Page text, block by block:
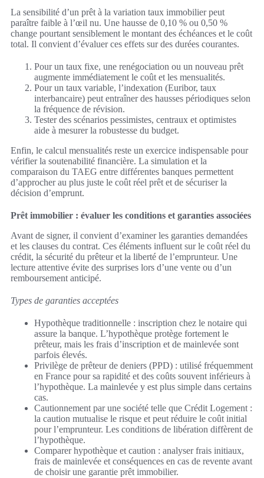
La sensibilité d’un prêt à la variation taux immobilier peut
paraître faible à l’œil nu. Une hausse de 0,10 % ou 0,50 %
change pourtant sensiblement le montant des échéances et le coût
total. Il convient d’évaluer ces effets sur des durées courantes.
Pour un taux fixe, une renégociation ou un nouveau prêt
augmente immédiatement le coût et les mensualités.
Pour un taux variable, l’indexation (Euribor, taux
interbancaire) peut entraîner des hausses périodiques selon
la fréquence de révision.
Tester des scénarios pessimistes, centraux et optimistes
aide à mesurer la robustesse du budget.
Enfin, le calcul mensualités reste un exercice indispensable pour
vérifier la soutenabilité financière. La simulation et la
comparaison du TAEG entre différentes banques permettent
d’approcher au plus juste le coût réel prêt et de sécuriser la
décision d’emprunt.
Prêt immobilier : évaluer les conditions et garanties associées
Avant de signer, il convient d’examiner les garanties demandées
et les clauses du contrat. Ces éléments influent sur le coût réel du
crédit, la sécurité du prêteur et la liberté de l’emprunteur. Une
lecture attentive évite des surprises lors d’une vente ou d’un
remboursement anticipé.
Types de garanties acceptées
Hypothèque traditionnelle : inscription chez le notaire qui
assure la banque. L’hypothèque protège fortement le
prêteur, mais les frais d’inscription et de mainlevée sont
parfois élevés.
Privilège de prêteur de deniers (PPD) : utilisé fréquemment
en France pour sa rapidité et des coûts souvent inférieurs à
l’hypothèque. La mainlevée y est plus simple dans certains
cas.
Cautionnement par une société telle que Crédit Logement :
la caution mutualise le risque et peut réduire le coût initial
pour l’emprunteur. Les conditions de libération diffèrent de
l’hypothèque.
Comparer hypothèque et caution : analyser frais initiaux,
frais de mainlevée et conséquences en cas de revente avant
de choisir une garantie prêt immobilier.